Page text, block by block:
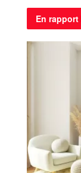
En rapport